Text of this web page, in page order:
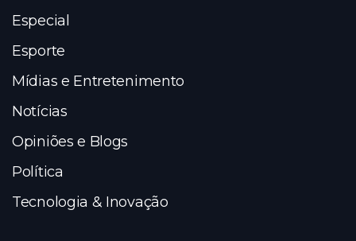
Especial
Esporte
Mídias e Entretenimento
Notícias
Opiniões e Blogs
Política
Tecnologia & Inovação